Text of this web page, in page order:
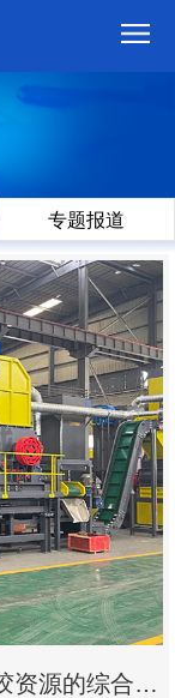
专题报道
资源的综合利